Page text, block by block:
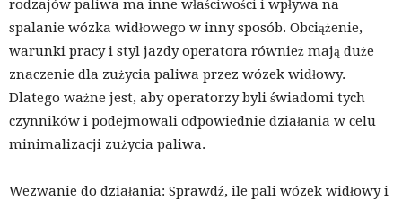
rodzajów paliwa ma inne właściwości i wpływa na
spalanie wózka widłowego w inny sposób. Obciążenie,
warunki pracy i styl jazdy operatora również mają duże
znaczenie dla zużycia paliwa przez wózek widłowy.
Dlatego ważne jest, aby operatorzy byli świadomi tych
czynników i podejmowali odpowiednie działania w celu
minimalizacji zużycia paliwa.
Wezwanie do działania: Sprawdź, ile pali wózek widłowy i